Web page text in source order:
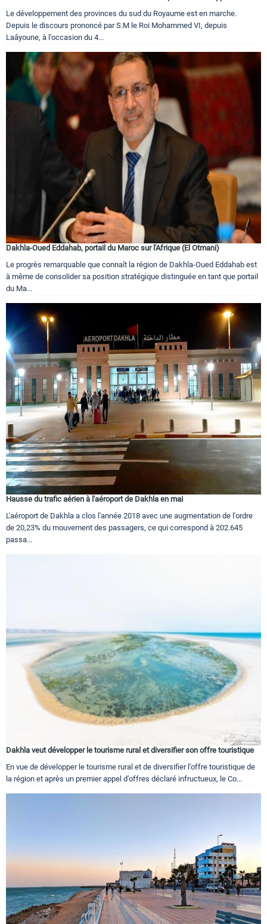
Le développement des provinces du sud du Royaume est en marche.
Depuis le discours prononcé par S.M le Roi Mohammed VI, depuis
Laâyoune, à l’occasion du 4...
Dakhla-Oued Eddahab, portail du Maroc sur l'Afrique (El Otmani)
Le progrès remarquable que connaît la région de Dakhla-Oued Eddahab est
à même de consolider sa position stratégique distinguée en tant que portail
du Ma...
Hausse du trafic aérien à l'aéroport de Dakhla en mai
L'aéroport de Dakhla a clos l'année 2018 avec une augmentation de l'ordre
de 20,23% du mouvement des passagers, ce qui correspond à 202.645
passa...
Dakhla veut développer le tourisme rural et diversifier son offre touristique
En vue de développer le tourisme rural et de diversifier l’offre touristique de
la région et après un premier appel d’offres déclaré infructueux, le Co...